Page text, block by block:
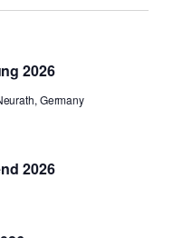
2026
Germany
2026